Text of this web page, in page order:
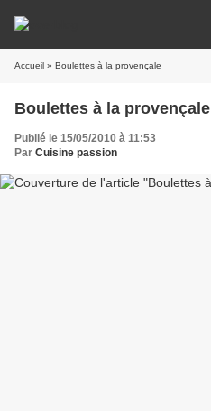
Accueil » Boulettes à la provençale
Boulettes à la provençale
Publié le 15/05/2010 à 11:53
Par Cuisine passion